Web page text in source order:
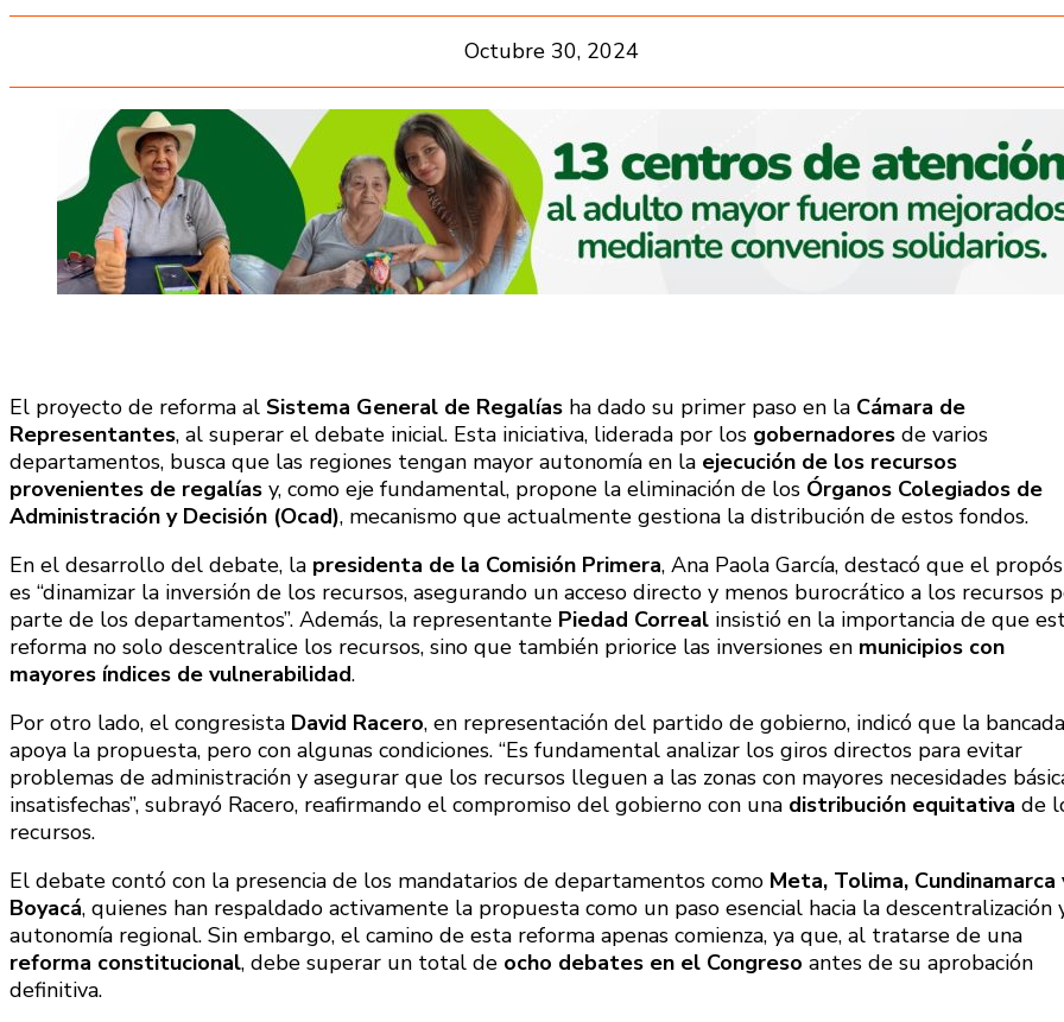
Octubre 30, 2024
El proyecto de reforma al Sistema General de Regalías ha dado su primer paso en la Cámara de
Representantes, al superar el debate inicial. Esta iniciativa, liderada por los gobernadores de varios
departamentos, busca que las regiones tengan mayor autonomía en la ejecución de los recursos
provenientes de regalías y, como eje fundamental, propone la eliminación de los Órganos Colegiados de
Administración y Decisión (Ocad), mecanismo que actualmente gestiona la distribución de estos fondos.
En el desarrollo del debate, la presidenta de la Comisión Primera, Ana Paola García, destacó que el
es “dinamizar la inversión de los recursos, asegurando un acceso directo y menos burocrático a los recursos
parte de los departamentos”. Además, la representante Piedad Correal insistió en la importancia de que
reforma no solo descentralice los recursos, sino que también priorice las inversiones en municipios con
mayores índices de vulnerabilidad.
Por otro lado, el congresista David Racero, en representación del partido de gobierno, indicó que la bancada
apoya la propuesta, pero con algunas condiciones. “Es fundamental analizar los giros directos para evitar
problemas de administración y asegurar que los recursos lleguen a las zonas con mayores necesidades
insatisfechas”, subrayó Racero, reafirmando el compromiso del gobierno con una distribución equitativa de
recursos.
El debate contó con la presencia de los mandatarios de departamentos como Meta, Tolima, Cundinamarca
Boyacá, quienes han respaldado activamente la propuesta como un paso esencial hacia la descentralización
autonomía regional. Sin embargo, el camino de esta reforma apenas comienza, ya que, al tratarse de una
reforma constitucional, debe superar un total de ocho debates en el Congreso antes de su aprobación
definitiva.